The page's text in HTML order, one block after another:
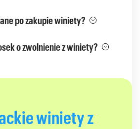
po zakupie winiety?
o zwolnienie z winiety?
winiety z